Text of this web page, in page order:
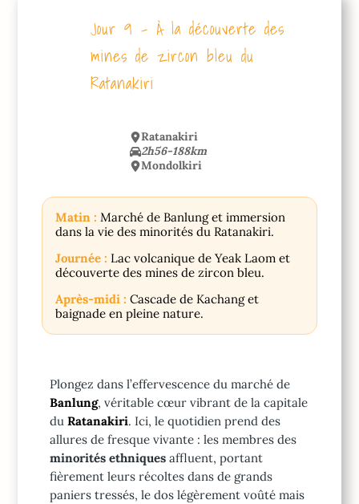
Jour 9 – À la découverte des
mines de zircon bleu du
Ratanakiri
Ratanakiri
2h56-188km
Mondolkiri
Matin : Marché de Banlung et immersion
dans la vie des minorités du Ratanakiri.
Journée : Lac volcanique de Yeak Laom et
découverte des mines de zircon bleu.
Après-midi : Cascade de Kachang et
baignade en pleine nature.
Plongez dans l’effervescence du marché de
Banlung, véritable cœur vibrant de la capitale
duRatanakiri. Ici, le quotidien prend des
allures de fresque vivante : les membres des
minorités ethniques affluent, portant
fièrement leurs récoltes dans de grands
paniers tressés, le dos légèrement voûté mais